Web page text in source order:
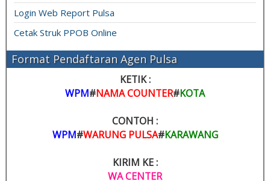
Login Web Report Pulsa
Cetak Struk PPOB Online
Format Pendaftaran Agen Pulsa
KETIK :
WPM#NAMA COUNTER#KOTA
CONTOH :
WPM#WARUNG PULSA#KARAWANG
KIRIM KE :
WA CENTER